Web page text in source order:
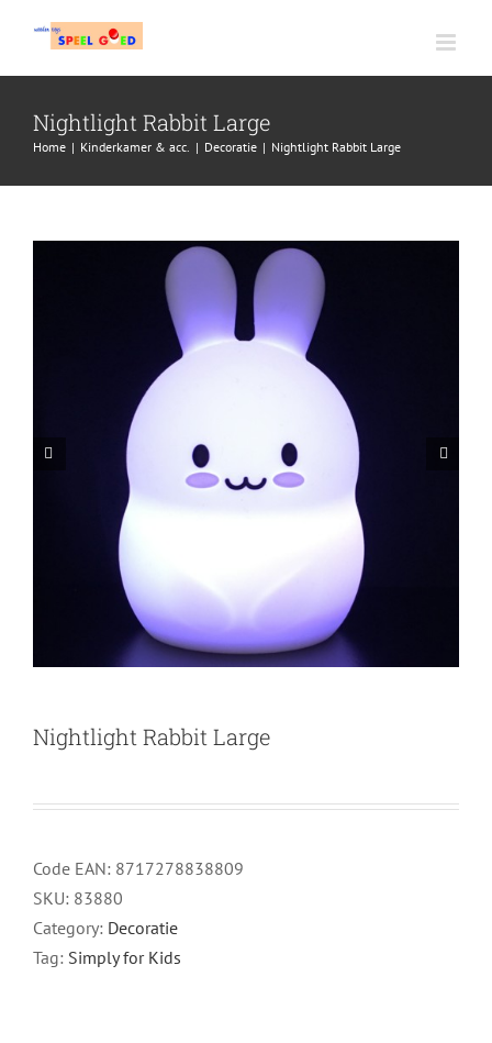
inhoud
Nightlight Rabbit Large
Home | Kinderkamer & acc. | Decoratie | Nightlight Rabbit Large
 
Nightlight Rabbit Large
Code EAN: 8717278838809
SKU: 83880
Category: Decoratie
Tag: Simply for Kids